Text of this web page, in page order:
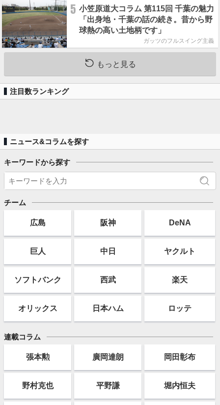
5 小笠原道大コラム 第115回 千葉の魅力
「出身地・千葉の話の続き。昔から野
球熱の高い土地柄です」
ガッツのフルスイング主義
もっと見る
注目数ランキング
ニュース&コラムを探す
キーワードから探す
チーム
広島 阪神 DeNA
巨人 中日 ヤクルト
ソフトバンク 西武 楽天
オリックス 日本ハム ロッテ
連載コラム
張本勲 廣岡達朗 岡田彰布
野村克也 平野謙 堀内恒夫